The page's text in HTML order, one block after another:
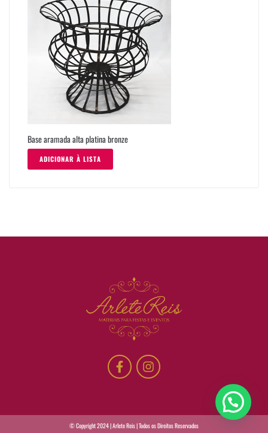
Base aramada alta platina bronze
ADICIONAR À LISTA
© Copyright 2024 | Arlete Reis | Todos os Direitos Reservados